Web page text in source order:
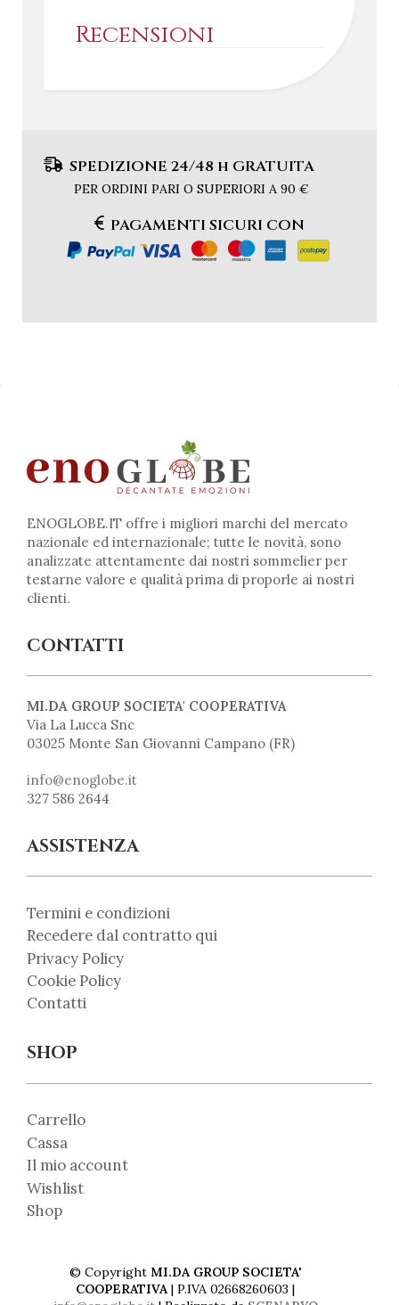
Recensioni
SPEDIZIONE 24/48 h GRATUITA
PER ORDINI PARI O SUPERIORI A 90 €
PAGAMENTI SICURI CON
ENOGLOBE.IT offre i migliori marchi del mercato
nazionale ed internazionale; tutte le novità, sono
analizzate attentamente dai nostri sommelier per
testarne valore e qualità prima di proporle ai nostri
clienti.
CONTATTI
MI.DA GROUP SOCIETA' COOPERATIVA
Via La Lucca Snc
03025 Monte San Giovanni Campano (FR)
info@enoglobe.it
327 586 2644
ASSISTENZA
Termini e condizioni
Recedere dal contratto qui
Privacy Policy
Cookie Policy
Contatti
SHOP
Carrello
Cassa
Il mio account
Wishlist
Shop
© Copyright MI.DA GROUP SOCIETA'
COOPERATIVA| P.IVA 02668260603 |